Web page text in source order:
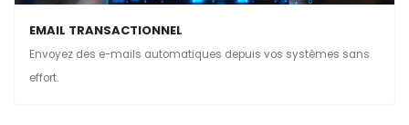
EMAIL TRANSACTIONNEL
Envoyez des e-mails automatiques depuis vos systèmes sans
effort.